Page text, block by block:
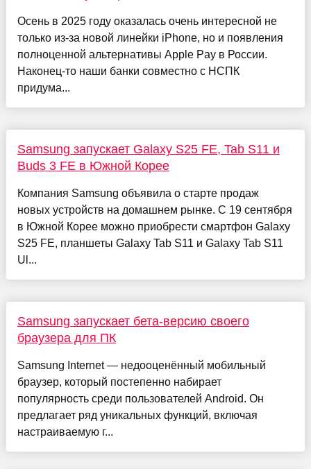
Осень в 2025 году оказалась очень интересной не
только из-за новой линейки iPhone, но и появления
полноценной альтернативы Apple Pay в России.
Наконец-то наши банки совместно с НСПК
придума...
Samsung запускает Galaxy S25 FE, Tab S11 и
Buds 3 FE в Южной Корее
Компания Samsung объявила о старте продаж
новых устройств на домашнем рынке. С 19 сентября
в Южной Корее можно приобрести смартфон Galaxy
S25 FE, планшеты Galaxy Tab S11 и Galaxy Tab S11
Ul...
Samsung запускает бета-версию своего
браузера для ПК
Samsung Internet — недооценённый мобильный
браузер, который постепенно набирает
популярность среди пользователей Android. Он
предлагает ряд уникальных функций, включая
настраиваемую г...